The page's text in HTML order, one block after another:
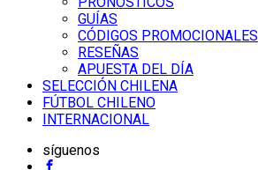
GUÍAS
CÓDIGOS PROMOCIONALES
RESEÑAS
APUESTA DEL DÍA
SELECCIÓN CHILENA
FÚTBOL CHILENO
INTERNACIONAL
síguenos